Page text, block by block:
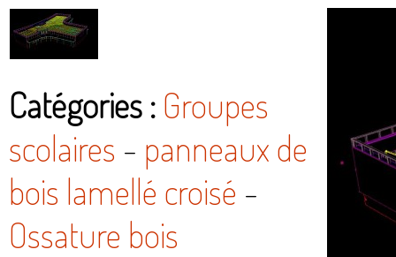
Catégories : Groupes
scolaires - panneaux de
bois lamellé croisé -
Ossature bois